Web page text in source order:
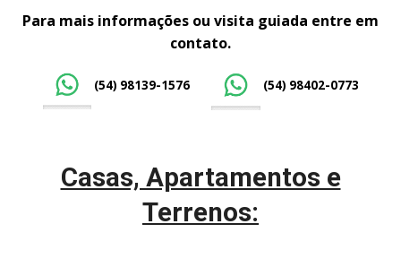
Para mais informações ou visita guiada entre em
contato.
(54) 98139-1576 (54) 98402-0773
Casas, Apartamentos e
Terrenos: